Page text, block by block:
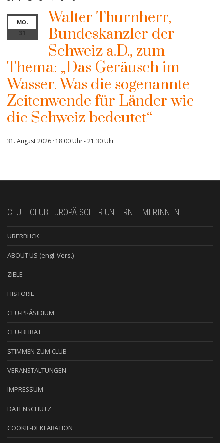
MO.
31
Walter Thurnherr,
Bundeskanzler der
Schweiz a.D., zum
Thema: „Das Geräusch im
Wasser. Was die sogenannte
Zeitenwende für Länder wie
die Schweiz bedeutet“
31. August 2026 · 18:00 Uhr-21:30 Uhr
CEU – CLUB EUROPÄISCHER UNTERNEHMERINNEN
ÜBERBLICK
ABOUT US (engl. Vers.)
ZIELE
HISTORIE
CEU-PRÄSIDIUM
CEU-BEIRAT
STIMMEN ZUM CLUB
VERANSTALTUNGEN
IMPRESSUM
DATENSCHUTZ
COOKIE-DEKLARATION